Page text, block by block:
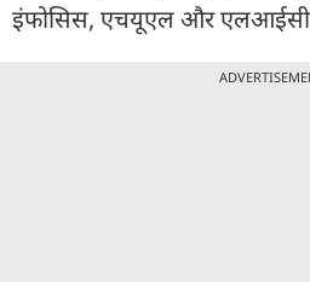
इंफोसिस, एचयूएल और एलआईसी